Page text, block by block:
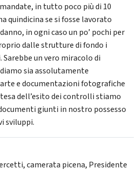
in tutto poco più di 10
quindicina se si fosse lavorato
in ogni caso un po’ pochi per
dalle strutture di fondo i
un vero miracolo di
sia assolutamente
e documentazioni fotografiche
dell’esito dei controlli stiamo
giunti in nostro possesso
sviluppi.
,camerata picena, Presidente